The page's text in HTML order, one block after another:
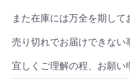
また在庫には万全を期して
売り切れでお届けできない
宜しくご理解の程、お願い